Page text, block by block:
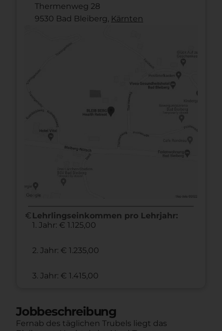
Thermenweg 28
9530 Bad Bleiberg, Kärnten
euro Lehrlingseinkommen pro Lehrjahr:
1. Jahr: € 1.125,00
2. Jahr: € 1.235,00
3. Jahr: € 1.415,00
Jobbeschreibung
Fernab des täglichen Trubels liegt das